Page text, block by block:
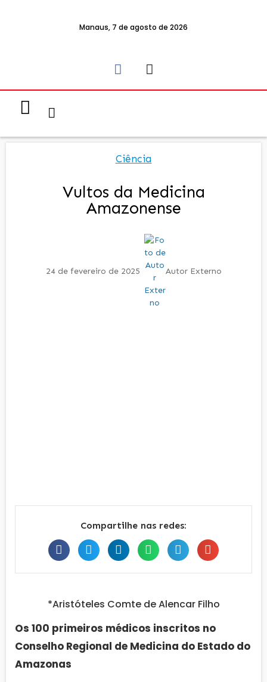
Manaus, 7 de agosto de 2026
Ciência
Vultos da Medicina
Amazonense
24 de fevereiro de 2025 Autor Externo
Compartilhe nas redes:
*Aristóteles Comte de Alencar Filho
Os 100 primeiros médicos inscritos no
Conselho Regional de Medicina do Estado do
Amazonas